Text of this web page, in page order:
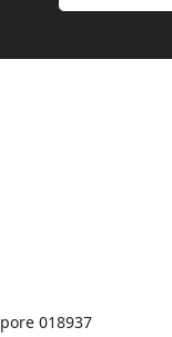
018937